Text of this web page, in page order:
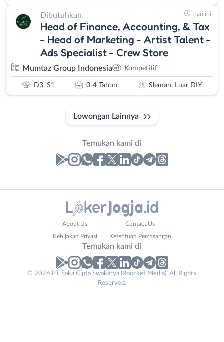
Dibutuhkan
Head of Finance, Accounting, & Tax
- Head of Marketing - Artist Talent -
Ads Specialist - Crew Store
Mumtaz Group Indonesia Kompetitif
D3, S1 0-4 Tahun Sleman, Luar DIY
hari ini
Lowongan Lainnya
Temukan kami di
No. Telp /
About Us Contact Us
Kebijakan Privasi Ketentuan Pemasangan
Temukan kami di
© 2026 PT Saka Cipta Swakarya (Roocket Media). All Rights
Reserved.